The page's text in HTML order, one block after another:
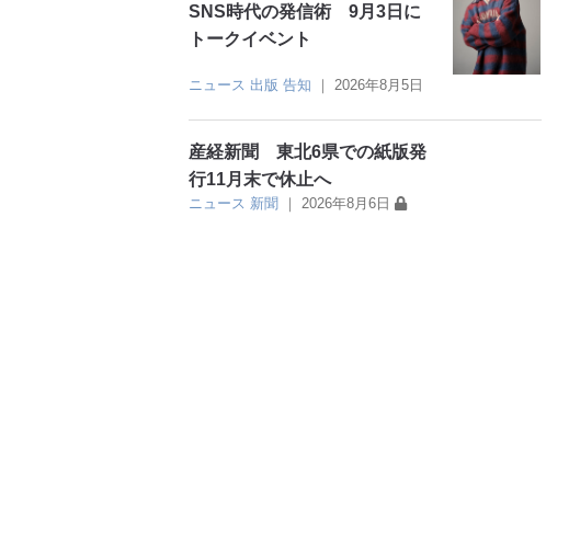
SNS時代の発信術 9月3日に
トークイベント
ニュース 出版 告知 ｜ 2026年8月5日
産経新聞 東北6県での紙版発
行11月末で休止へ
ニュース 新聞 ｜ 2026年8月6日